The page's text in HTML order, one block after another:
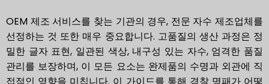
OEM 제조 서비스를 찾는 기관의 경우, 전문 자수 제조업체를
선정하는 것 또한 매우 중요합니다. 고품질의 생산 과정은 정
밀한 글자 표현, 일관된 색상, 내구성 있는 자수, 엄격한 품질
관리를 보장하며, 이 모든 요소는 완제품의 수명과 외관에 직